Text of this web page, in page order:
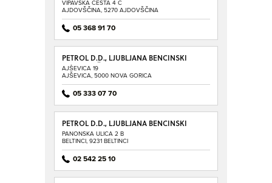
VIPAVSKA CESTA 4 C
AJDOVŠČINA, 5270 AJDOVŠČINA
05 368 91 70
PETROL D.D., LJUBLJANA BENCINSKI
SERVIS AJŠEVICA
AJŠEVICA 19
AJŠEVICA, 5000 NOVA GORICA
05 333 07 70
PETROL D.D., LJUBLJANA BENCINSKI
SERVIS BELTINCI
PANONSKA ULICA 2 B
BELTINCI, 9231 BELTINCI
02 542 25 10